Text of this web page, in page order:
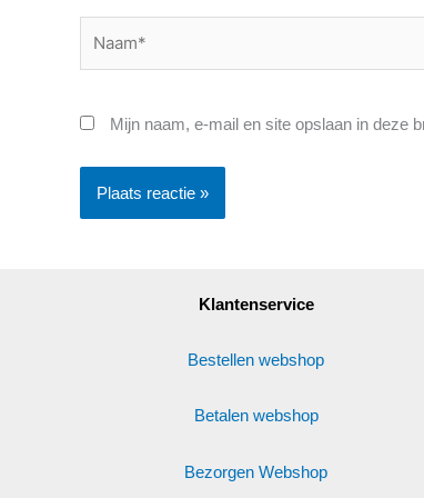
Mijn naam, e-mail en site opslaan in deze
Klantenservice
Bestellen webshop
Betalen webshop
Bezorgen Webshop